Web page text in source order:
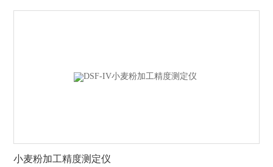
小麦粉加工精度测定仪